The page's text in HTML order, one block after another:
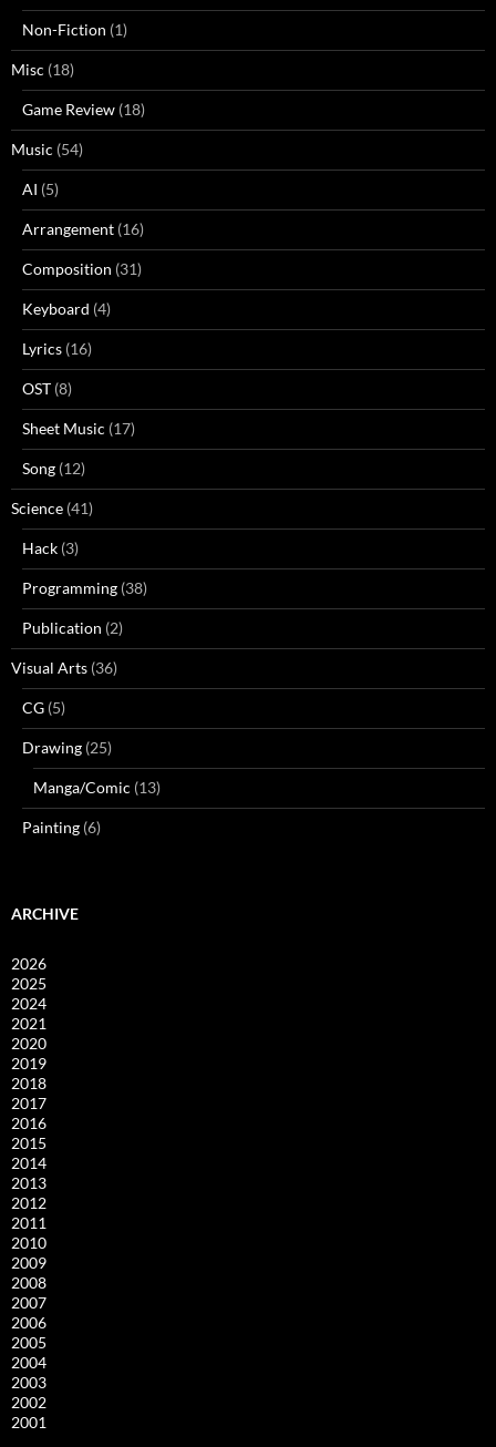
Non-Fiction (1)
Misc (18)
Game Review (18)
Music (54)
AI (5)
Arrangement (16)
Composition (31)
Keyboard (4)
Lyrics (16)
OST (8)
Sheet Music (17)
Song (12)
Science (41)
Hack (3)
Programming (38)
Publication (2)
Visual Arts (36)
CG (5)
Drawing (25)
Manga/Comic (13)
Painting (6)
ARCHIVE
2026
2025
2024
2021
2020
2019
2018
2017
2016
2015
2014
2013
2012
2011
2010
2009
2008
2007
2006
2005
2004
2003
2002
2001